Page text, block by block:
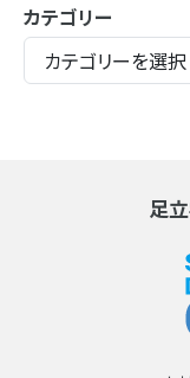
カテゴリー
足